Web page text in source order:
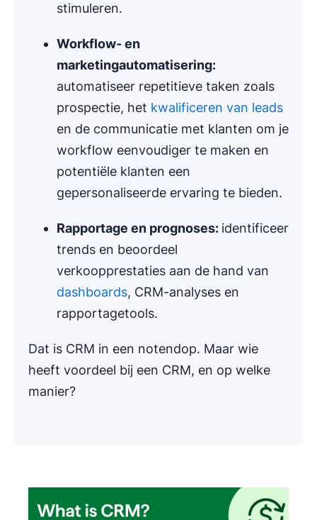
stimuleren.
Workflow-en
marketingautomatisering:
automatiseer repetitieve taken zoals
prospectie, het kwalificeren van leads
en de communicatie met klanten om je
workflow eenvoudiger te maken en
potentiële klanten een
gepersonaliseerde ervaring te bieden.
Rapportage en prognoses: identificeer
trends en beoordeel
verkoopprestaties aan de hand van
dashboards, CRM-analyses en
rapportagetools.
Dat is CRM in een notendop. Maar wie
heeft voordeel bij een CRM, en op welke
manier?